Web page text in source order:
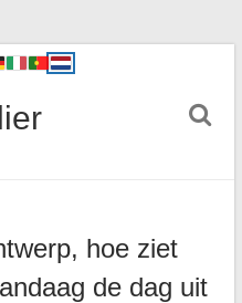
hoe ziet
de dag uit